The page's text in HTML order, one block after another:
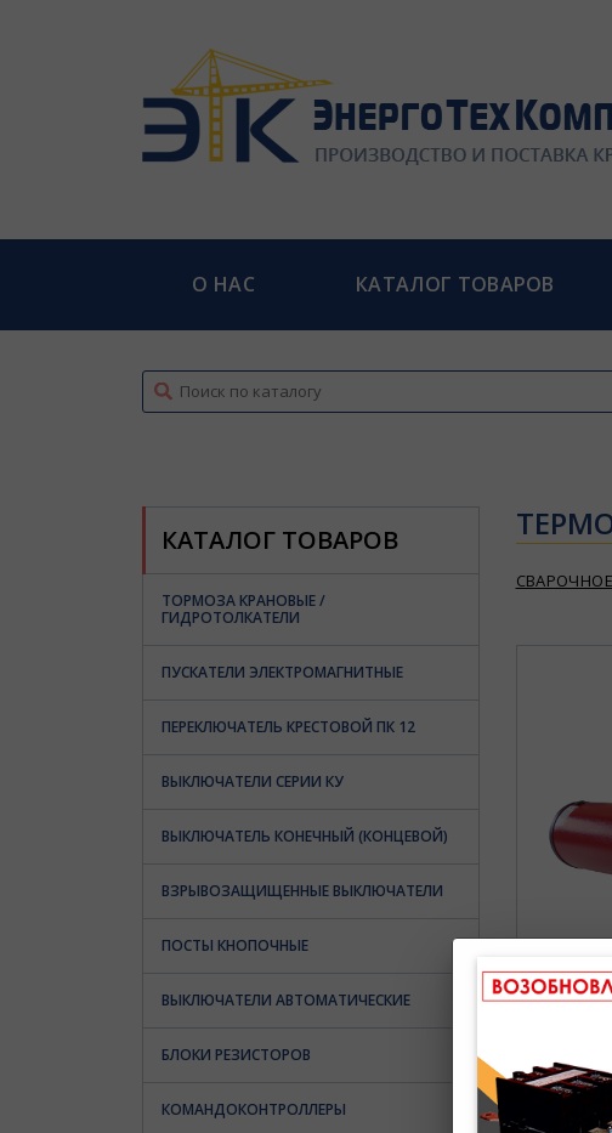
О НАС КАТАЛОГ ТОВАРОВ
КАТАЛОГ ТОВАРОВ
ТОРМОЗА КРАНОВЫЕ /
ГИДРОТОЛКАТЕЛИ
ПУСКАТЕЛИ ЭЛЕКТРОМАГНИТНЫЕ
ПЕРЕКЛЮЧАТЕЛЬ КРЕСТОВОЙ ПК 12
ВЫКЛЮЧАТЕЛИ СЕРИИ КУ
ВЫКЛЮЧАТЕЛЬ КОНЕЧНЫЙ (КОНЦЕВОЙ)
ВЗРЫВОЗАЩИЩЕННЫЕ ВЫКЛЮЧАТЕЛИ
ПОСТЫ КНОПОЧНЫЕ
ВЫКЛЮЧАТЕЛИ АВТОМАТИЧЕСКИЕ
БЛОКИ РЕЗИСТОРОВ
КОМАНДОКОНТРОЛЛЕРЫ